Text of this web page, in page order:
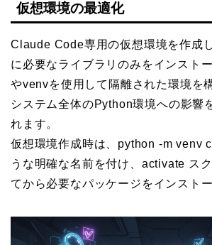
仮想環境の最適化
Claude Code専用の仮想環境を作成
に必要なライブラリのみをインスト
やvenvを使用して隔離された環境を
システム全体のPython環境への影響
れます。
仮想環境作成時は、python -m venv
うな明確な名前を付け、activate ス
てから必要なパッケージをインストー